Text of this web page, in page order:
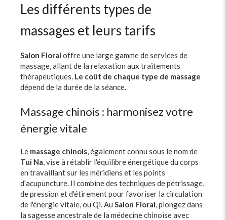
Les différents types de
massages et leurs tarifs
Salon Floral offre une large gamme de services de
massage, allant de la relaxation aux traitements
thérapeutiques. Le coût de chaque type de massage
dépend de la durée de la séance.
Massage chinois : harmonisez votre
énergie vitale
Le massage chinois , également connu sous le nom de
Tui Na , vise à rétablir l'équilibre énergétique du corps
en travaillant sur les méridiens et les points
d'acupuncture. Il combine des techniques de pétrissage,
de pression et d'étirement pour favoriser la circulation
de l'énergie vitale, ou Qi. Au Salon Floral , plongez dans
la sagesse ancestrale de la médecine chinoise avec